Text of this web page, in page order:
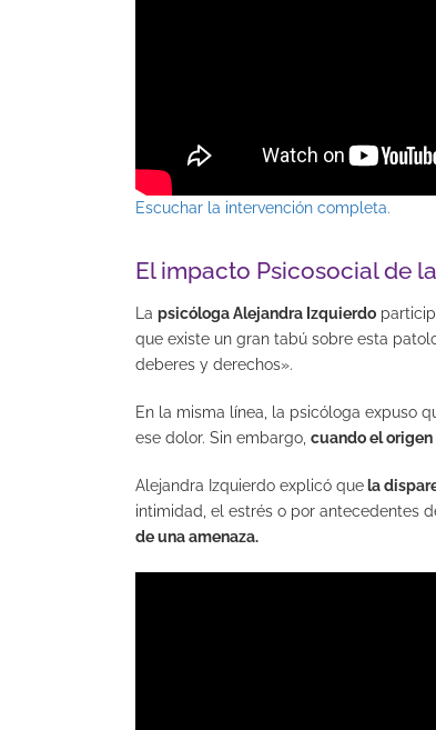
Escuchar la intervención completa.
El impacto Psicosocial de
La psicóloga Alejandra Izquierdo
que existe un gran tabú sobre esta
deberes y derechos».
En la misma línea, la psicóloga expuso
ese dolor. Sin embargo, cuando el origen
Alejandra Izquierdo explicó quela
intimidad, el estrés o por antecedentes
de una amenaza.